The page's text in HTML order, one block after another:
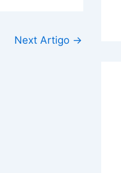
Next Artigo →